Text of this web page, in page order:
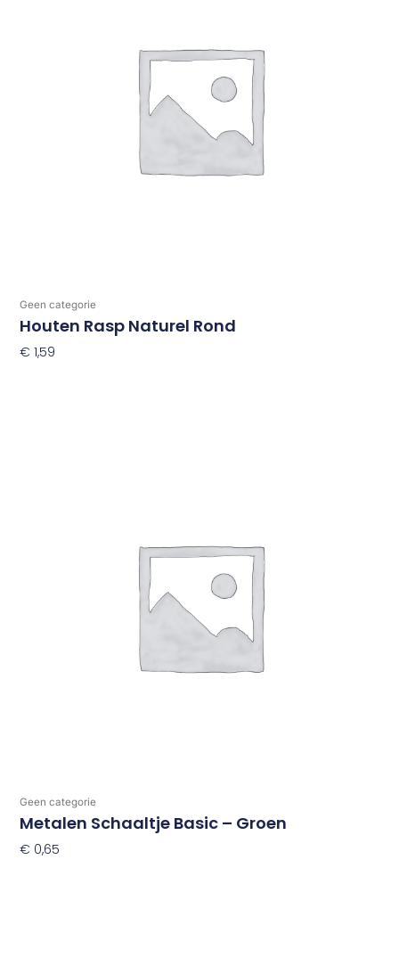
Geen categorie
Houten Rasp Naturel Rond
€ 1,59
Geen categorie
Metalen Schaaltje Basic – Groen
€ 0,65